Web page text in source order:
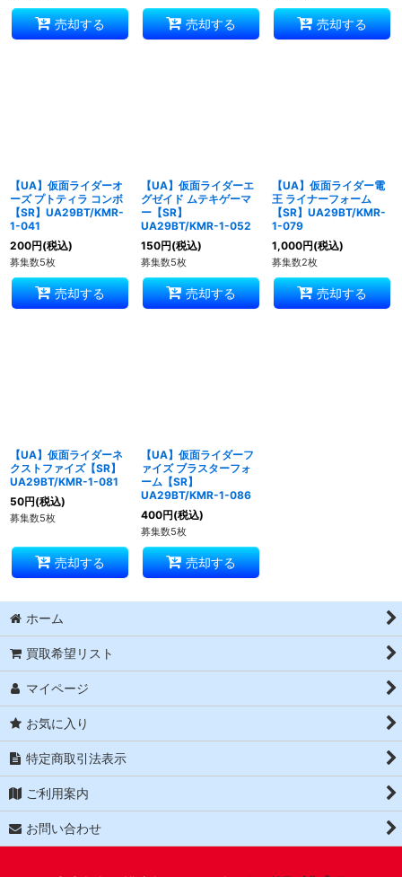
売却する 売却する 売却する
【UA】仮面ライダーオ
ーズ プトティラ コンボ
【SR】UA29BT/KMR-
1-041
200円(税込)
募集数5枚
売却する
【UA】仮面ライダーエ
グゼイド ムテキゲーマ
ー【SR】
UA29BT/KMR-1-052
150円(税込)
募集数5枚
売却する
【UA】仮面ライダー電
王 ライナーフォーム
【SR】UA29BT/KMR-
1-079
1,000円(税込)
募集数2枚
売却する
【UA】仮面ライダーネ
クストファイズ【SR】
UA29BT/KMR-1-081
50円(税込)
募集数5枚
売却する
【UA】仮面ライダーフ
ァイズ ブラスターフォ
ーム【SR】
UA29BT/KMR-1-086
400円(税込)
募集数5枚
売却する
ホーム
買取希望リスト
マイページ
お気に入り
特定商取引法表示
ご利用案内
お問い合わせ